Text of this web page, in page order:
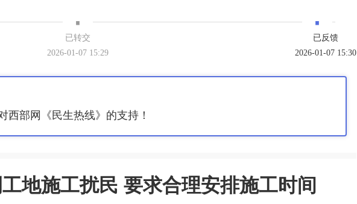
· ·
已转交
2026-01-07 15:29
已反馈
2026-01-07 15:30
西部网《民生热线》的支持！
地施工扰民 要求合理安排施工时间